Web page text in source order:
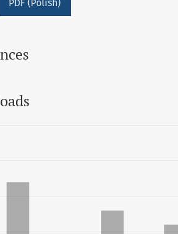
PDF (Polish)